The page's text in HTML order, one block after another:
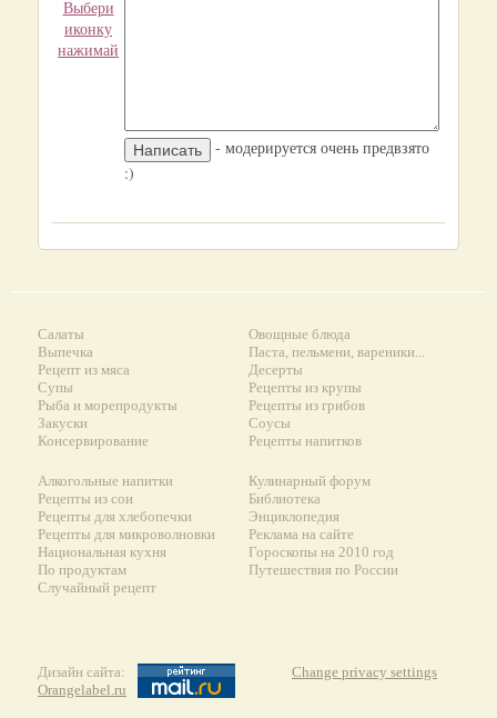
Выбери
иконку
нажимай
- модерируется очень предвзято
:)
Салаты
Выпечка
Рецепт из мяса
Супы
Рыба и морепродукты
Закуски
Консервирование
Овощные блюда
Паста, пельмени, вареники...
Десерты
Рецепты из крупы
Рецепты из грибов
Соусы
Рецепты напитков
Алкогольные напитки
Рецепты из сои
Рецепты для хлебопечки
Рецепты для микроволновки
Национальная кухня
По продуктам
Случайный рецепт
Кулинарный форум
Библиотека
Энциклопедия
Реклама на сайте
Гороскопы на 2010 год
Путешествия по России
Дизайн сайта:
Orangelabel.ru
Change privacy settings